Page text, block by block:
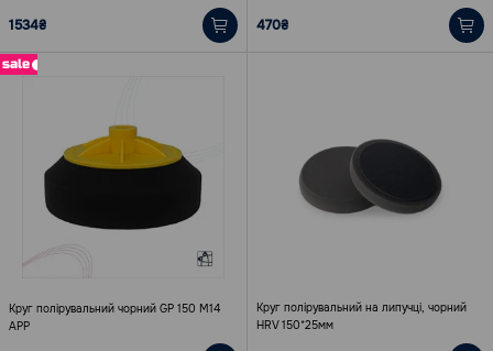
1534₴ 470₴
sale
Круг полірувальний чорний GP 150 M14
АРР
Круг полірувальний на липучці, чорний
HRV 150*25мм